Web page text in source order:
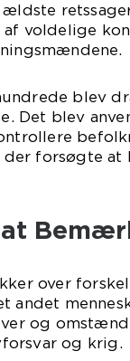
voldelige
blev
Det blev
forsøgte
over
og
og krig.